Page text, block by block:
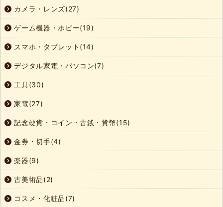
カメラ・レンズ(27)
ゲーム機器・ホビー(19)
スマホ・タブレット(14)
デジタル家電・パソコン(7)
工具(30)
家電(27)
記念硬貨・コイン・古銭・貨幣(15)
金券・切手(4)
楽器(9)
古美術品(2)
コスメ・化粧品(7)